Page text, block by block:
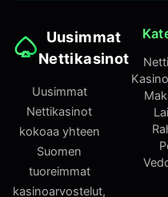
Uusimmat
Nettikasinot
Uusimmat
Nettikasinot
kokoaa yhteen
Suomen
tuoreimmat
kasinoarvostelut,